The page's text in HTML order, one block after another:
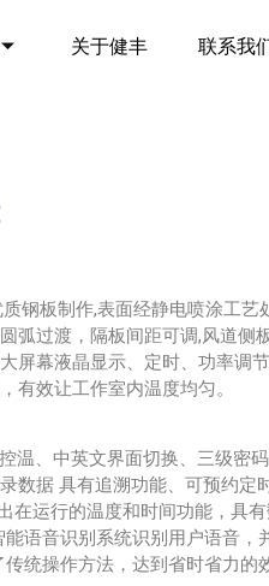
关于健丰 联系我
钢板制作,表面经静电喷涂工
弧过渡，隔板间距可调,风道侧
屏幕液晶显示、定时、功率调
有效让工作室内温度均匀。
温、中英文界面切换、三级密
数据 具有追溯功能、可预约定
在运行的温度和时间功能，具有
语音识别系统识别用户语音，
统操作方法，达到省时省力的